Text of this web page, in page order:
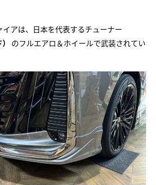
アは、日本を代表するチューナー
のフルエアロ＆ホイールで武装されてい